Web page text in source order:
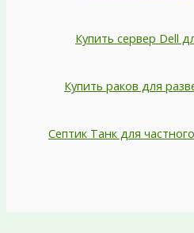
Купить сервер Dell
Купить раков для
Септик Танк для